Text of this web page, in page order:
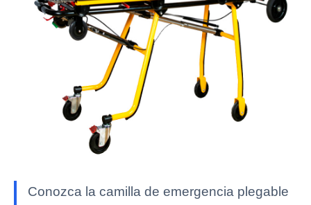
Conozca la camilla de emergencia plegable